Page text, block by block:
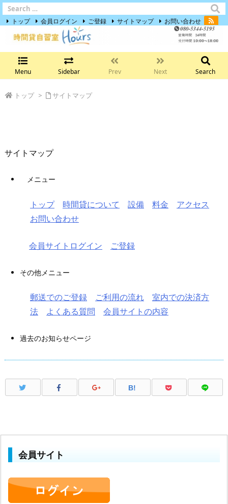
Menu Sidebar Prev Next Search
トップ 会員ログイン ご登録 サイトマップ お問い合わせ
トップ > サイトマップ
サイトマップ
メニュー
トップ 時間貸について 設備 料金
アクセス
お問い合わせ
会員サイトログイン ご登録
その他メニュー
郵送でのご登録 ご利用の流れ
室内での決済方
法
よくある質問 会員サイトの内容
過去のお知らせページ
B!
会員サイト